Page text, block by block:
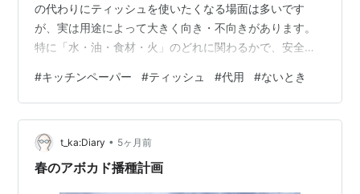
の代わりにティッシュを使いたくなる場面は多いです
が、実は用途によって大きく向き・不向きがあります。
特に「水・油・食材・火」のどれに関わるかで、安全性
早見表を参考に、今すぐ使えるかどうかを判断してみて
ください。 用途 使える？ 理由 水拭き・軽い吸水 ◎ 問題
なく使えるが長時間は不向き 油の吸い取り △ 破れやす
くベタつきやすい 食材に直接使用 ✕ 衛生面・繊維残りの
リスクあり 揚げ物の油切り ✕ 破れる・くっつく・危険
#キッチンペーパー #ティッシュ #代用 #ないとき
t_ka:Diary • 5ヶ月前
春のアボカド播種計画